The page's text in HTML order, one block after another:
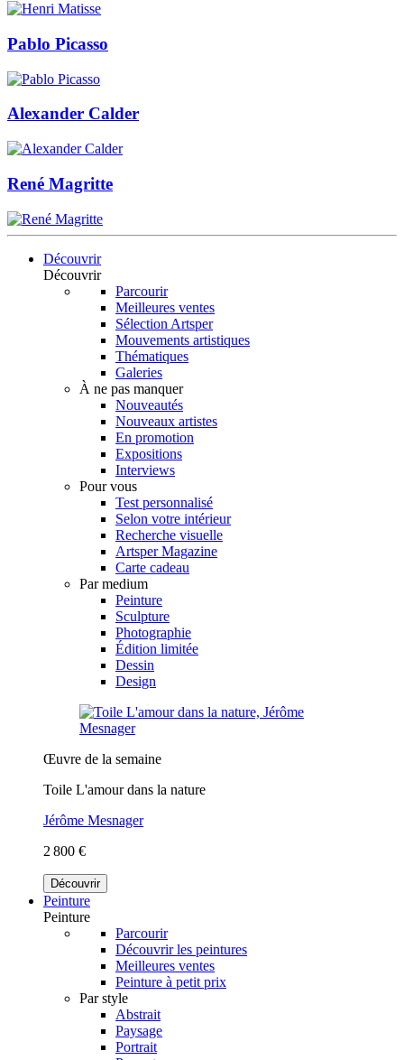
Pablo Picasso
Alexander Calder
René Magritte
Découvrir
Découvrir
Parcourir
Meilleures ventes
Sélection Artsper
Mouvements artistiques
Thématiques
Galeries
À ne pas manquer
Nouveautés
Nouveaux artistes
En promotion
Expositions
Interviews
Pour vous
Test personnalisé
Selon votre intérieur
Recherche visuelle
Artsper Magazine
Carte cadeau
Par medium
Peinture
Sculpture
Photographie
Édition limitée
Dessin
Design
Œuvre de la semaine
Toile L'amour dans la nature
Jérôme Mesnager
2 800 €
Découvrir
Peinture
Peinture
Parcourir
Découvrir les peintures
Meilleures ventes
Peinture à petit prix
Par style
Abstrait
Paysage
Portrait